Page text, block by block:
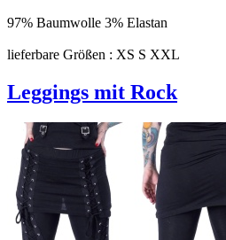
97% Baumwolle 3% Elastan
lieferbare Größen : XS S XXL
Leggings mit Rock